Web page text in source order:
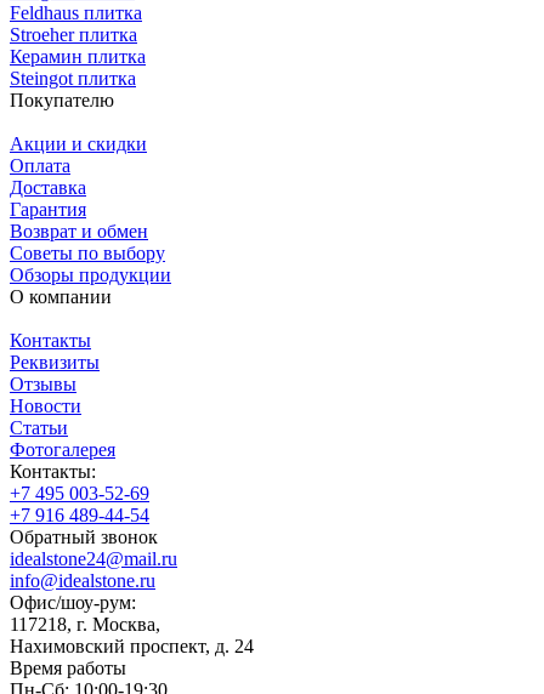
Feldhaus плитка
Stroeher плитка
Керамин плитка
Steingot плитка
Покупателю
Акции и скидки
Оплата
Доставка
Гарантия
Возврат и обмен
Советы по выбору
Обзоры продукции
О компании
Контакты
Реквизиты
Отзывы
Новости
Статьи
Фотогалерея
Контакты:
+7 495 003-52-69
+7 916 489-44-54
Обратный звонок
idealstone24@mail.ru
info@idealstone.ru
Офис/шоу-рум:
117218, г. Москва,
Нахимовский проспект, д. 24
Время работы
Пн-Сб: 10:00-19:30